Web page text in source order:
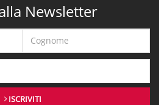
Newsletter
ISCRIVITI